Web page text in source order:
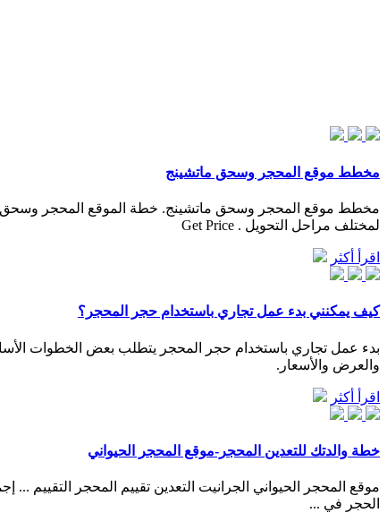
مخطط موقع المحجر وسحق ماتشينج
مخطط موقع المحجر وسحق ماتشينج. خطة الموقع المحجر
لمختلف مراحل التحويل . Get Price
اقرأ أكثر
كيف يمكنني بدء عمل تجاري باستخدام حجر المحجر؟
بدء عمل تجاري باستخدام حجر المحجر يتطلب بعض الخطوات
والعرض والأسعار.
اقرأ أكثر
خطة والدتك للتعدين المحجر-موقع المحجر الحيواني
الحجر في ...